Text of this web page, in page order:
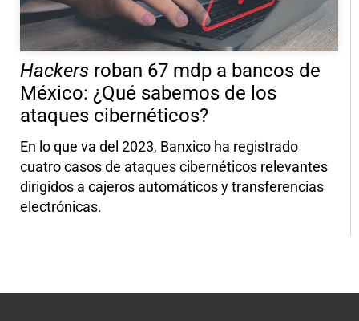
Hackers roban 67 mdp a bancos de
México: ¿Qué sabemos de los
ataques cibernéticos?
En lo que va del 2023, Banxico ha registrado
cuatro casos de ataques cibernéticos relevantes
dirigidos a cajeros automáticos y transferencias
electrónicas.